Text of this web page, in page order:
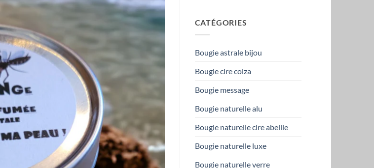
CATÉGORIES
Bougie astrale bijou
Bougie cire colza
Bougie message
Bougie naturelle alu
Bougie naturelle cire abeille
Bougie naturelle luxe
Bougie naturelle verre